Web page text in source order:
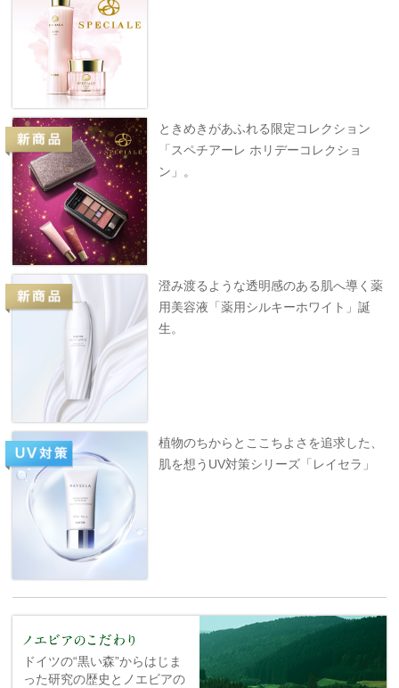
ときめきがあふれる限定コレクション
「スペチアーレ ホリデーコレクショ
ン」。
澄み渡るような透明感のある肌へ導く薬
用美容液「薬用シルキーホワイト」誕
生。
植物のちからとここちよさを追求した、
肌を想うUV対策シリーズ「レイセラ」
ドイツの“黒い森”からはじま
った研究の歴史とノエビアの